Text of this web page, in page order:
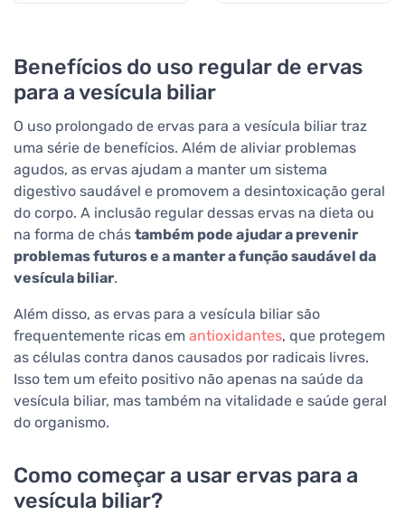
Benefícios do uso regular de ervas
para a vesícula biliar
O uso prolongado de ervas para a vesícula biliar traz
uma série de benefícios. Além de aliviar problemas
agudos, as ervas ajudam a manter um sistema
digestivo saudável e promovem a desintoxicação geral
do corpo. A inclusão regular dessas ervas na dieta ou
na forma de chás também pode ajudar a prevenir
problemas futuros e a manter a função saudável da
vesícula biliar.
Além disso, as ervas para a vesícula biliar são
frequentemente ricas em antioxidantes, que protegem
as células contra danos causados por radicais livres.
Isso tem um efeito positivo não apenas na saúde da
vesícula biliar, mas também na vitalidade e saúde geral
do organismo.
Como começar a usar ervas para a
vesícula biliar?